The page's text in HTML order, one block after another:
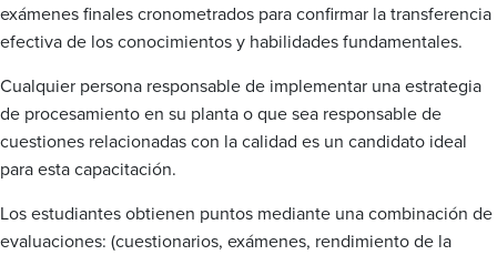
exámenes finales cronometrados para confirmar la transferencia
efectiva de los conocimientos y habilidades fundamentales.
Cualquier persona responsable de implementar una estrategia
de procesamiento en su planta o que sea responsable de
cuestiones relacionadas con la calidad es un candidato ideal
para esta capacitación.
Los estudiantes obtienen puntos mediante una combinación de
evaluaciones: (cuestionarios, exámenes, rendimiento de la